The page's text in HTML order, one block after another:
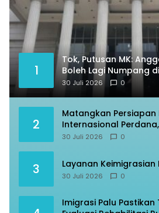
1
Tok, Putusan MK:
Boleh Lagi Numpang
30 Juli 2026 0
2
Matangkan Persiapan
Internasional
dengan Gubernur
30 Juli 2026 0
3 Layanan Keimigrasian
30 Juli 2026 0
Imigrasi Palu